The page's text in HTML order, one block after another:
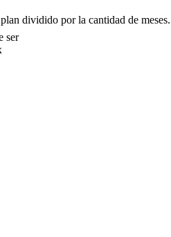
dividido por la cantidad de meses.